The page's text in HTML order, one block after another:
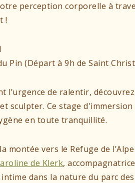
perception corporelle à
!
Pin (Départ à 9h de Saint
l’urgence de ralentir,
sculpter. Ce stage
en toute tranquillité.
montée vers le Refuge de
de Klerk,
dans la nature du parc